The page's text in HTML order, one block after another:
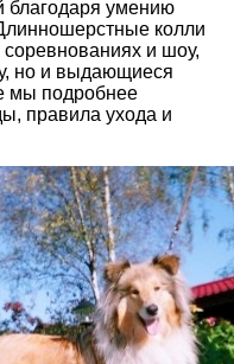
благодаря умению
колли
соревнованиях и шоу,
но и выдающиеся
мы подробнее
правила ухода и